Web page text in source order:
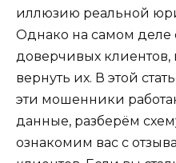
иллюзию реальной
Однако на самом деле
доверчивых
вернуть их. В этой
эти мошенники
данные, разберём
ознакомим вас с